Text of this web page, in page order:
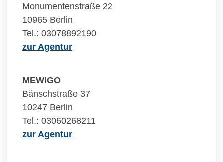
Monumentenstraße 22
10965 Berlin
Tel.: 03078892190
zur Agentur
MEWIGO
Bänschstraße 37
10247 Berlin
Tel.: 03060268211
zur Agentur